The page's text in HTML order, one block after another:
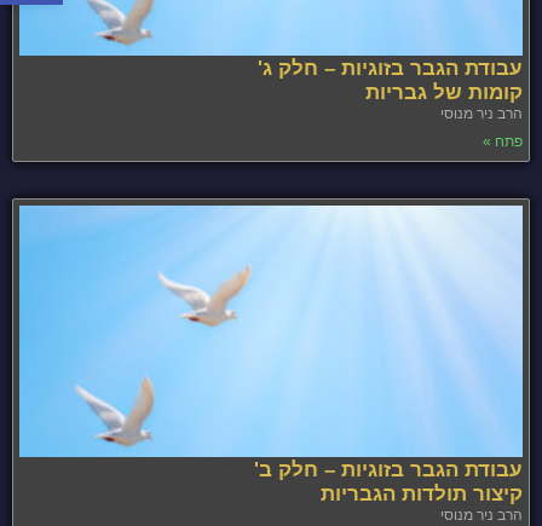
עבודת הגבר בזוגיות – חלק ג'
קומות של גבריות
הרב ניר מנוסי
פתח »
עבודת הגבר בזוגיות – חלק ב'
קיצור תולדות הגבריות
הרב ניר מנוסי